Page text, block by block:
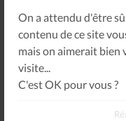
On a attendu d'être
contenu de ce site
mais on aimerait bien
visite...
C'est OK pour vous ?